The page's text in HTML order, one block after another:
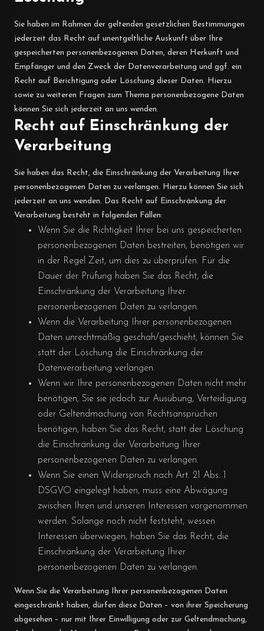
Sie haben im Rahmen der geltenden gesetzlichen Bestimmungen
jederzeit das Recht auf unentgeltliche Auskunft über Ihre
gespeicherten personenbezogenen Daten, deren Herkunft und
Empfänger und den Zweck der Datenverarbeitung und ggf. ein
Recht auf Berichtigung oder Löschung dieser Daten. Hierzu
sowie zu weiteren Fragen zum Thema personenbezogene Daten
können Sie sich jederzeit an uns wenden.
Recht auf Einschränkung der
Verarbeitung
Sie haben das Recht, die Einschränkung der Verarbeitung Ihrer
personenbezogenen Daten zu verlangen. Hierzu können Sie sich
jederzeit an uns wenden. Das Recht auf Einschränkung der
Verarbeitung besteht in folgenden Fällen:
Wenn Sie die Richtigkeit Ihrer bei uns gespeicherten
personenbezogenen Daten bestreiten, benötigen wir
in der Regel Zeit, um dies zu überprüfen. Für die
Dauer der Prüfung haben Sie das Recht, die
Einschränkung der Verarbeitung Ihrer
personenbezogenen Daten zu verlangen.
Wenn die Verarbeitung Ihrer personenbezogenen
Daten unrechtmäßig geschah/geschieht, können Sie
statt der Löschung die Einschränkung der
Datenverarbeitung verlangen.
Wenn wir Ihre personenbezogenen Daten nicht mehr
benötigen, Sie sie jedoch zur Ausübung, Verteidigung
oder Geltendmachung von Rechtsansprüchen
benötigen, haben Sie das Recht, statt der Löschung
die Einschränkung der Verarbeitung Ihrer
personenbezogenen Daten zu verlangen.
Wenn Sie einen Widerspruch nach Art. 21 Abs. 1
DSGVO eingelegt haben, muss eine Abwägung
zwischen Ihren und unseren Interessen vorgenommen
werden. Solange noch nicht feststeht, wessen
Interessen überwiegen, haben Sie das Recht, die
Einschränkung der Verarbeitung Ihrer
personenbezogenen Daten zu verlangen.
Wenn Sie die Verarbeitung Ihrer personenbezogenen Daten
eingeschränkt haben, dürfen diese Daten – von ihrer Speicherung
abgesehen – nur mit Ihrer Einwilligung oder zur Geltendmachung,